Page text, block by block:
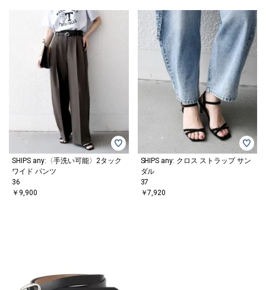
SHIPS any:〈手洗い可能〉2タック
ワイド パンツ
36
￥9,900
SHIPS any: クロス ストラップ サン
ダル
37
￥7,920